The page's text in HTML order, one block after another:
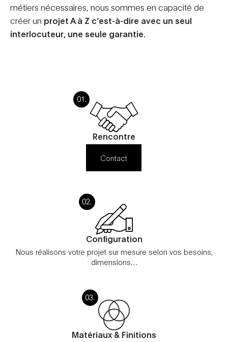
métiers nécessaires, nous sommes en capacité de
créer un projet A à Z c’est-à-dire avec un seul
interlocuteur, une seule garantie.
Rencontre
Contact
Configuration
Nous réalisons votre projet sur mesure selon vos besoins,
dimensions…
Matériaux & Finitions